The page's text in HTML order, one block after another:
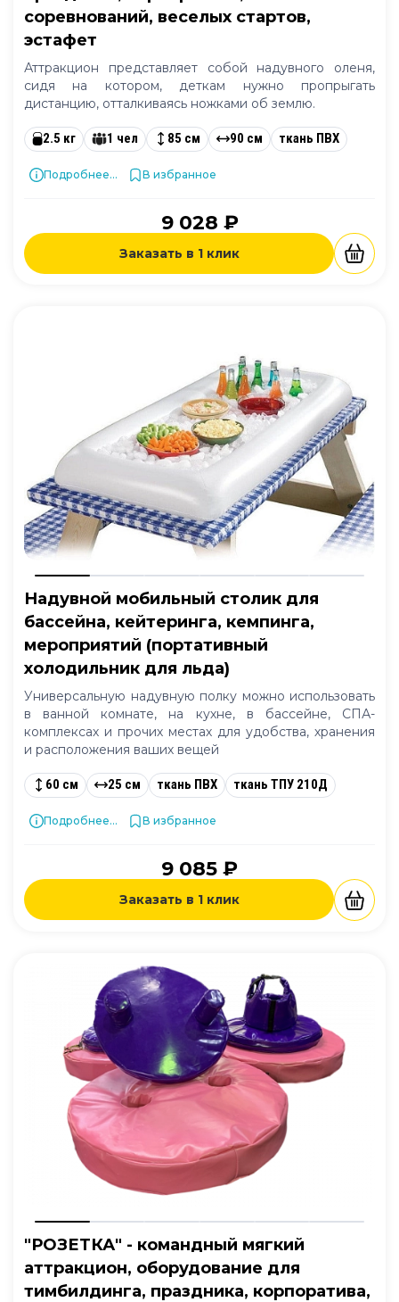
соревнований, веселых стартов,
эстафет
Аттракцион представляет собой надувного оленя,
сидя на котором, деткам нужно пропрыгать
дистанцию, отталкиваясь ножками об землю.
2.5 кг 1 чел 85 см 90 см ткань ПВХ
Подробнее... В избранное
9 028 ₽
Заказать в 1 клик
Надувной мобильный столик для
бассейна, кейтеринга, кемпинга,
мероприятий (портативный
холодильник для льда)
Универсальную надувную полку можно использовать
в ванной комнате, на кухне, в бассейне, СПА-
комплексах и прочих местах для удобства, хранения
и расположения ваших вещей
60 см 25 см ткань ПВХ ткань ТПУ 210Д
Подробнее... В избранное
9 085 ₽
Заказать в 1 клик
"РОЗЕТКА" - командный мягкий
аттракцион, оборудование для
тимбилдинга, праздника, корпоратива,